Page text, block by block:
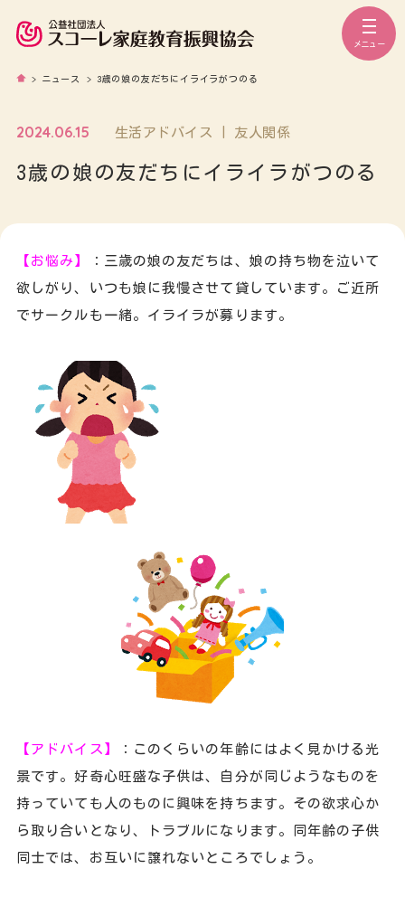
メニュー
> ニュース > 3歳の娘の友だちにイライラがつのる
2024.06.15 生活アドバイス | 友人関係
3歳の娘の友だちにイライラがつのる
【お悩み】
：三歳の娘の友だちは、娘の持ち物を泣いて
欲しがり、いつも娘に我慢させて貸しています。ご近所
でサークルも一緒。イライラが募ります。
【アドバイス】
：このくらいの年齢にはよく見かける光
景です。好奇心旺盛な子供は、自分が同じようなものを
持っていても人のものに興味を持ちます。その欲求心か
ら取り合いとなり、トラブルになります。同年齢の子供
同士では、お互いに譲れないところでしょう。